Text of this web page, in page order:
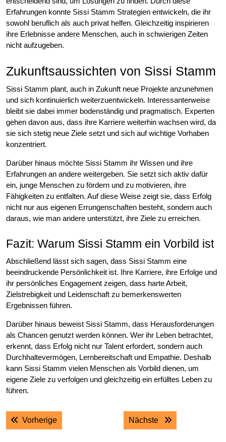
Erfahrungen konnte Sissi Stamm Strategien entwickeln, die ihr
sowohl beruflich als auch privat helfen. Gleichzeitig inspirieren
ihre Erlebnisse andere Menschen, auch in schwierigen Zeiten
nicht aufzugeben.
Zukunftsaussichten von Sissi Stamm
Sissi Stamm plant, auch in Zukunft neue Projekte anzunehmen
und sich kontinuierlich weiterzuentwickeln. Interessanterweise
bleibt sie dabei immer bodenständig und pragmatisch. Experten
gehen davon aus, dass ihre Karriere weiterhin wachsen wird, da
sie sich stetig neue Ziele setzt und sich auf wichtige Vorhaben
konzentriert.
Darüber hinaus möchte Sissi Stamm ihr Wissen und ihre
Erfahrungen an andere weitergeben. Sie setzt sich aktiv dafür
ein, junge Menschen zu fördern und zu motivieren, ihre
Fähigkeiten zu entfalten. Auf diese Weise zeigt sie, dass Erfolg
nicht nur aus eigenen Errungenschaften besteht, sondern auch
daraus, wie man andere unterstützt, ihre Ziele zu erreichen.
Fazit: Warum Sissi Stamm ein Vorbild ist
Abschließend lässt sich sagen, dass Sissi Stamm eine
beeindruckende Persönlichkeit ist. Ihre Karriere, ihre Erfolge und
ihr persönliches Engagement zeigen, dass harte Arbeit,
Zielstrebigkeit und Leidenschaft zu bemerkenswerten
Ergebnissen führen.
Darüber hinaus beweist Sissi Stamm, dass Herausforderungen
als Chancen genutzt werden können. Wer ihr Leben betrachtet,
erkennt, dass Erfolg nicht nur Talent erfordert, sondern auch
Durchhaltevermögen, Lernbereitschaft und Empathie. Deshalb
kann Sissi Stamm vielen Menschen als Vorbild dienen, um
eigene Ziele zu verfolgen und gleichzeitig ein erfülltes Leben zu
führen.
Post
navigation
VorherigePrevious post: Nächste Next post: